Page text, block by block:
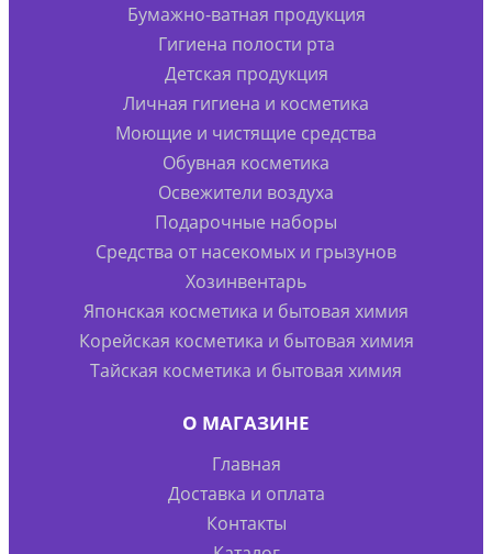
Бумажно-ватная продукция
Гигиена полости рта
Детская продукция
Личная гигиена и косметика
Моющие и чистящие средства
Обувная косметика
Освежители воздуха
Подарочные наборы
Средства от насекомых и грызунов
Хозинвентарь
Японская косметика и бытовая химия
Корейская косметика и бытовая химия
Тайская косметика и бытовая химия
О МАГАЗИНЕ
Главная
Доставка и оплата
Контакты